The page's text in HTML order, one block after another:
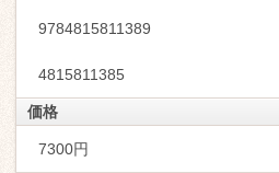
9784815811389
4815811385
価格
7300円